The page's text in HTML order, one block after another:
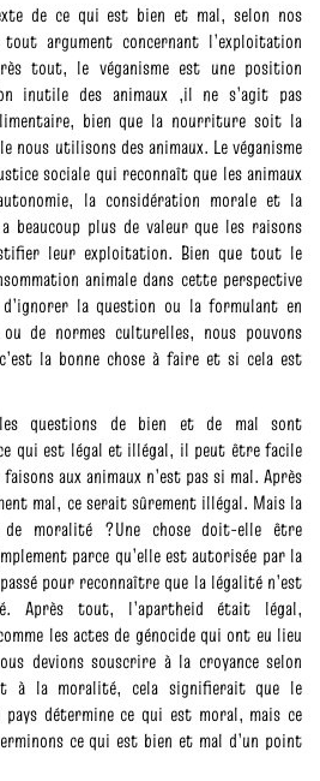
de ce qui est bien et mal, selon nos
tout argument concernant l’exploitation
tout, le véganisme est une position
inutile des animaux ,il ne s’agit pas
bien que la nourriture soit la
nous utilisons des animaux. Le véganisme
sociale qui reconnaît que les animaux
la considération morale et la
beaucoup plus de valeur que les raisons
leur exploitation. Bien que tout le
animale dans cette perspective
la question ou la formulant en
de normes culturelles, nous pouvons
la bonne chose à faire et si cela est
questions de bien et de mal sont
qui est légal et illégal, il peut être facile
aux animaux n’est pas si mal. Après
mal, ce serait sûrement illégal. Mais la
de moralité ?Une chose doit-elle être
parce qu’elle est autorisée par la
pour reconnaître que la légalité n’est
Après tout, l’apartheid était légal,
les actes de génocide qui ont eu lieu
devions souscrire à la croyance selon
à la moralité, cela signifierait que le
pays détermine ce qui est moral, mais ce
ce qui est bien et mal d’un point